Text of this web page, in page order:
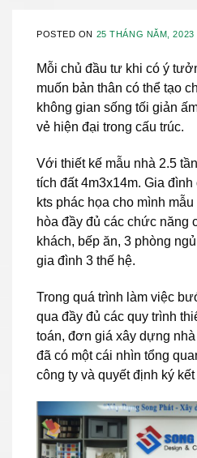
POSTED ON 25 THÁNG NĂM, 2023
Mỗi chủ đầu tư khi có ý
muốn bản thân có thể tạo
không gian sống tối giản
vẻ hiện đại trong cấu trúc.
Với thiết kế mẫu nhà 2.5
tích đất 4m3x14m. Gia
kts phác họa cho mình
hòa đầy đủ các chức năng
khách, bếp ăn, 3 phòng
gia đình 3 thế hệ.
Trong quá trình làm việc
qua đầy đủ các quy trình
toán, đơn giá xây dựng
đã có một cái nhìn tổng
công ty và quyết định ký